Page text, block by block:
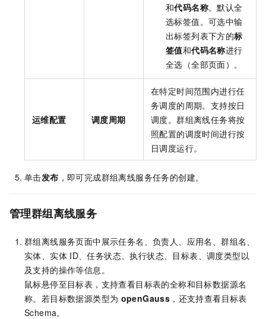
和代码名称。默认全
选标签值。可选中输
出标签列表下方的标
签值和代码名称进行
全选（全部页面）。
运维配置 调度周期
在特定时间范围内进行任
务调度的周期。支持按日
调度。群组离线任务将按
照配置的调度时间进行按
日调度运行。
单击发布 ，即可完成群组离线服务任务的创建。
管理群组离线服务
群组离线服务页面中展示任务名、负责人、应用名、群组名、
实体、实体 ID、任务状态、执行状态、目标表、调度类型以
及支持的操作等信息。
鼠标悬停至目标表，支持查看目标表的全称和目标数据源名
称。若目标数据源类型为 openGauss ，还支持查看目标表
Schema。